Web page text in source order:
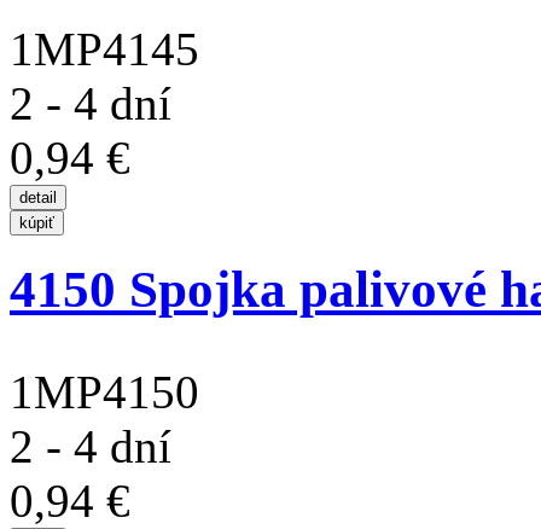
1MP4145
2 - 4 dní
0,94 €
4150 Spojka palivové
1MP4150
2 - 4 dní
0,94 €